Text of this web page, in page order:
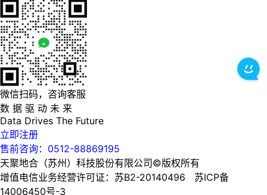
微信扫码，咨询客服
数 据 驱 动 未 来
Data Drives The Future
立即注册
售前咨询：0512-88869195
天聚地合（苏州）科技股份有限公司©版权所有
增值电信业务经营许可证：苏B2-20140496 苏ICP备
14006450号-3